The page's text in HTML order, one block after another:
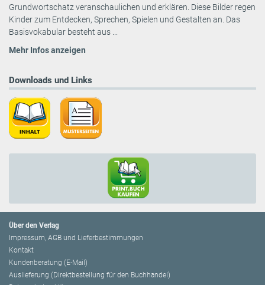
Grundwortschatz veranschaulichen und erklären. Diese Bilder regen
Kinder zum Entdecken, Sprechen, Spielen und Gestalten an. Das
Basisvokabular besteht aus ...
Mehr Infos anzeigen
Downloads und Links
Über den Verlag
Impressum, AGB und Lieferbestimmungen
Kontakt
Kundenberatung (E-Mail)
Auslieferung (Direktbestellung für den Buchhandel)